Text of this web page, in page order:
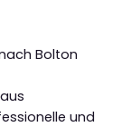
Bolton
und